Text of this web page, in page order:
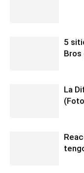
5
Bros
La